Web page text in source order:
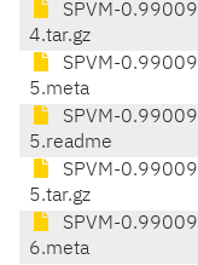
SPVM-0.99009
4.tar.gz
SPVM-0.99009
5.meta
SPVM-0.99009
5.readme
SPVM-0.99009
5.tar.gz
SPVM-0.99009
6.meta